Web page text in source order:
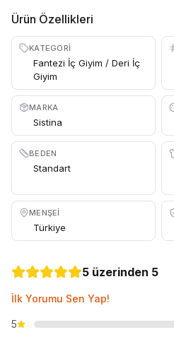
Ürün Özellikleri
KATEGORI
Fantezi İç Giyim / Deri İç
Giyim
MARKA
Sistina
BEDEN
Standart
MENŞEI
Türkiye
5 üzerinden 5
İlk Yorumu Sen Yap!
5